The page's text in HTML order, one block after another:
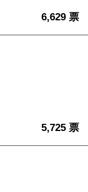
6,629 票
5,725 票